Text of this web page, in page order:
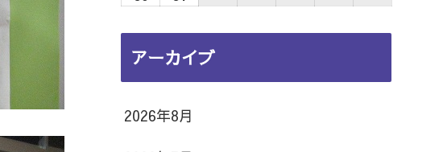
日
日
日
日
日
日
日
日
日
日
日
日
日
日
16
日
17
日
18
19
20
21
22
月
23
月
24
月
月
月
月
月
8
月
8
月
アーカイブ
2026年8月